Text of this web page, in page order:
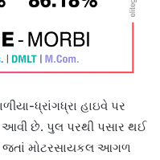
ધ્રાંગધ્રા હાઇવે પર
છે. પુલ પરથી પસાર થઈ
જતાં મોટરસાયકલ આગળ